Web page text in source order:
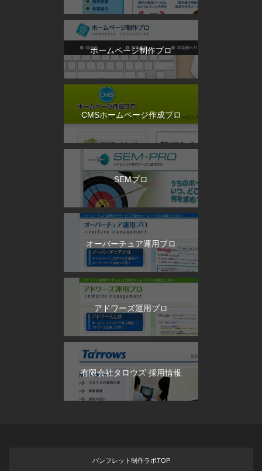
ホームページ制作プロ
CMSホームページ作成プロ
SEMプロ
オーバーチュア運用プロ
アドワーズ運用プロ
有限会社タロウズ 採用情報
パンフレット制作ラボTOP